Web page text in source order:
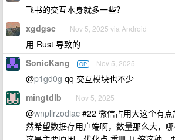
飞书的交互本身就多一些？
xgdgsc Nov 5, 2025 via Android
用 Rust 导致的
SonicKang OP Nov 5, 2025
@p1gd0g qq 交互模块也不少
mingtdlb Nov 5, 2025
@wnpllrzodiac #22 微信占用大这个有
然希望数据存用户端啊，数量那么大，哪